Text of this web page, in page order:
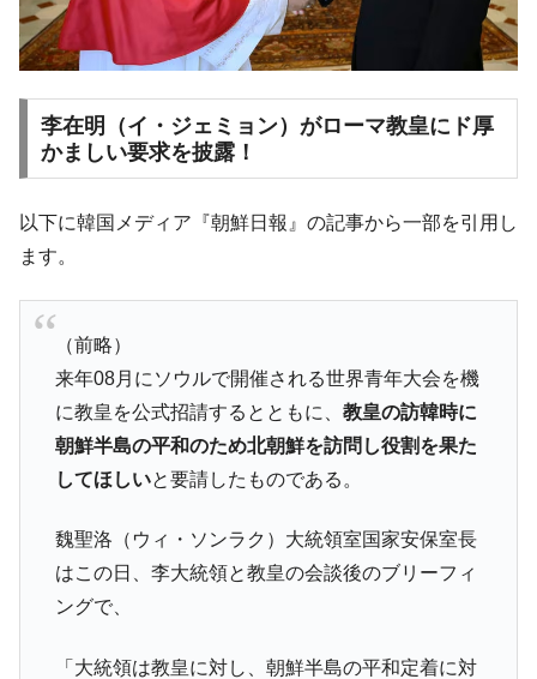
ャンペーン」⇒ あの名物教授も登場！
『Money1』
韓国「橋が落ちました」⇒ 耐久性「なさす
『Money1』
韓国鉄鋼最大手『POSCO』ズブズブ沈む。
営業利益80.2％も減少
『Money1』
米国下院「韓国の公務員個人をターゲット
にぶん殴る法案」提出！⇒ クーパン問題は合衆国企業に対
する差別。許してはおかぬ
他人事のような発言。
『Money1』
業績「史上最高益」当期純利益は前年同期比13.4倍に。
『Money1』
韓国･加徳島新国際空港「またも暗礁」の危
機 ⇒ 10.7兆では損が出るからできない。
『Money1』
【速報】韓国株式市場の暴落・本日07月29
発動！
『Money1』
IT産業は人を雇用する効果は低い。全産業の
半分未満しか雇用を生まない
のは政界の責任だ」
李在明（イ・ジェミョン）がローマ教皇にド厚
かましい要求を披露！
以下に韓国メディア『朝鮮日報』の記事から一部を引用し
ます。
（前略）
来年08月にソウルで開催される世界青年大会を機
に教皇を公式招請するとともに、 教皇の訪韓時に
朝鮮半島の平和のため北朝鮮を訪問し役割を果た
してほしいと要請したものである。
魏聖洛（ウィ・ソンラク）大統領室国家安保室長
はこの日、李大統領と教皇の会談後のブリーフィ
ングで、
「大統領は教皇に対し、朝鮮半島の平和定着に対